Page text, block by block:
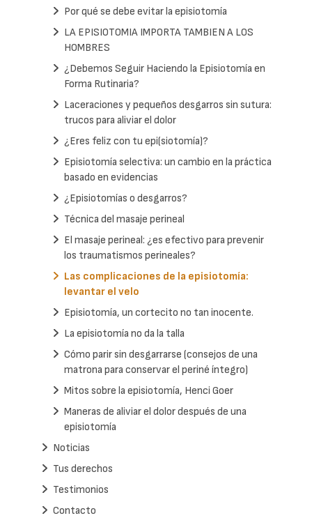
Por qué se debe evitar la episiotomía
LA EPISIOTOMIA IMPORTA TAMBIEN A LOS
HOMBRES
¿Debemos Seguir Haciendo la Episiotomía en
Forma Rutinaria?
Laceraciones y pequeños desgarros sin sutura:
trucos para aliviar el dolor
¿Eres feliz con tu epi(siotomía)?
Episiotomía selectiva: un cambio en la práctica
basado en evidencias
¿Episiotomías o desgarros?
Técnica del masaje perineal
El masaje perineal: ¿es efectivo para prevenir
los traumatismos perineales?
Las complicaciones de la episiotomía:
levantar el velo
Episiotomía, un cortecito no tan inocente.
La episiotomía no da la talla
Cómo parir sin desgarrarse (consejos de una
matrona para conservar el periné íntegro)
Mitos sobre la episiotomía, Henci Goer
Maneras de aliviar el dolor después de una
episiotomía
Noticias
Tus derechos
Testimonios
Contacto